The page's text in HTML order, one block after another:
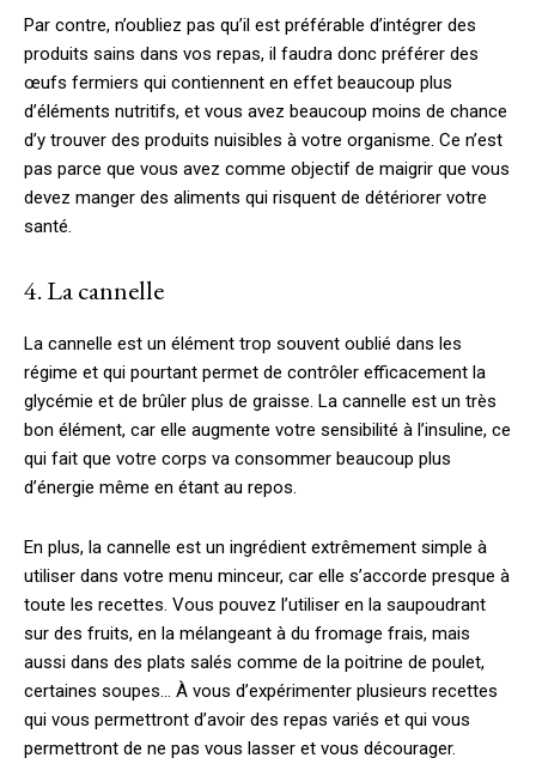
Par contre, n’oubliez pas qu’il est préférable d’intégrer des
produits sains dans vos repas, il faudra donc préférer des
œufs fermiers qui contiennent en effet beaucoup plus
d’éléments nutritifs, et vous avez beaucoup moins de chance
d’y trouver des produits nuisibles à votre organisme. Ce n’est
pas parce que vous avez comme objectif de maigrir que vous
devez manger des aliments qui risquent de détériorer votre
santé.
4. La cannelle
La cannelle est un élément trop souvent oublié dans les
régime et qui pourtant permet de contrôler efficacement la
glycémie et de brûler plus de graisse. La cannelle est un très
bon élément, car elle augmente votre sensibilité à l’insuline, ce
qui fait que votre corps va consommer beaucoup plus
d’énergie même en étant au repos.
En plus, la cannelle est un ingrédient extrêmement simple à
utiliser dans votre menu minceur, car elle s’accorde presque à
toute les recettes. Vous pouvez l’utiliser en la saupoudrant
sur des fruits, en la mélangeant à du fromage frais, mais
aussi dans des plats salés comme de la poitrine de poulet,
certaines soupes… À vous d’expérimenter plusieurs recettes
qui vous permettront d’avoir des repas variés et qui vous
permettront de ne pas vous lasser et vous décourager.